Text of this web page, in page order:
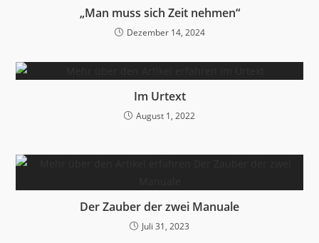
„Man muss sich Zeit nehmen“
Dezember 14, 2024
Im Urtext
August 1, 2022
Der Zauber der zwei Manuale
Juli 31, 2023